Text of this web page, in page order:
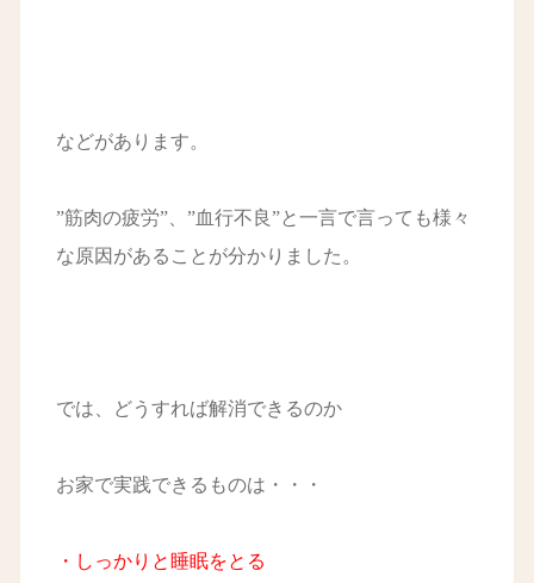
などがあります。
”筋肉の疲労”、”血行不良”と一言で言っても様々
な原因があることが分かりました。
では、どうすれば解消できるのか
お家で実践できるものは・・・
・しっかりと睡眠をとる